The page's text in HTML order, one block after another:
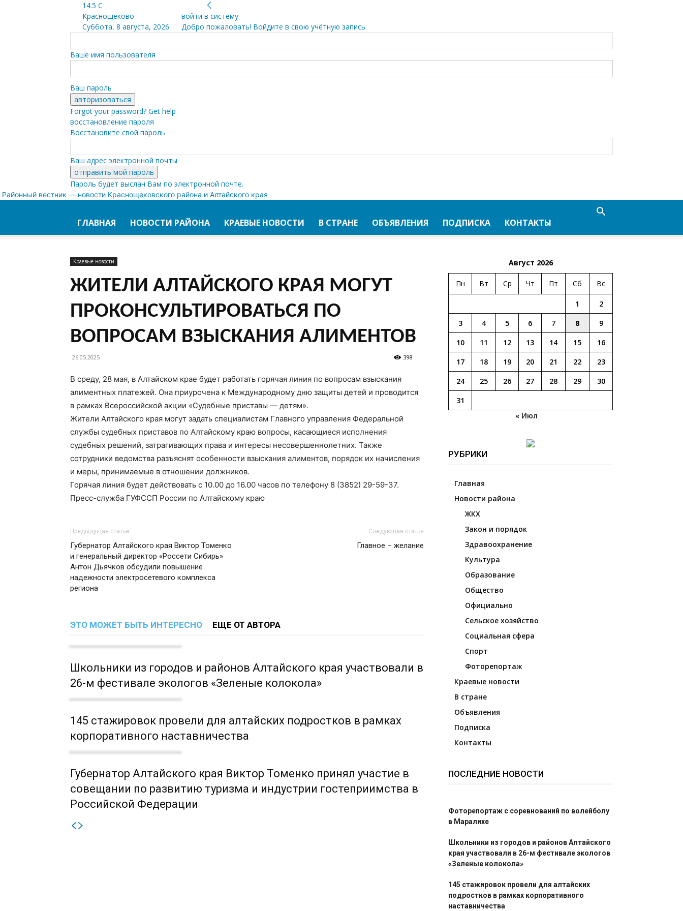
14.5 C
Краснощёково
Суббота, 8 августа, 2026
войти в систему
Добро пожаловать! Войдите в свою учётную запись
Ваше имя пользователя
Ваш пароль
Forgot your password? Get help
восстановление пароля
Восстановите свой пароль
Ваш адрес электронной почты
Пароль будет выслан Вам по электронной почте.
Районный вестник — новости Краснощековского района и Алтайского края
ГЛАВНАЯ НОВОСТИ РАЙОНА КРАЕВЫЕ НОВОСТИ В СТРАНЕ ОБЪЯВЛЕНИЯ ПОДПИСКА КОНТАКТЫ
Краевые новости
ЖИТЕЛИ АЛТАЙСКОГО КРАЯ МОГУТ
ПРОКОНСУЛЬТИРОВАТЬСЯ ПО
ВОПРОСАМ ВЗЫСКАНИЯ АЛИМЕНТОВ
26.05.2025 398
В среду, 28 мая, в Алтайском крае будет работать горячая линия по вопросам взыскания
алиментных платежей. Она приурочена к Международному дню защиты детей и проводится
в рамках Всероссийской акции «Судебные приставы — детям».
Жители Алтайского края могут задать специалистам Главного управления Федеральной
службы судебных приставов по Алтайскому краю вопросы, касающиеся исполнения
судебных решений, затрагивающих права и интересы несовершеннолетних. Также
сотрудники ведомства разъяснят особенности взыскания алиментов, порядок их начисления
и меры, принимаемые в отношении должников.
Горячая линия будет действовать с 10.00 до 16.00 часов по телефону 8 (3852) 29-59-37.
Пресс-служба ГУФССП России по Алтайскому краю
Предыдущая статья
Губернатор Алтайского края Виктор Томенко
и генеральный директор «Россети Сибирь»
Антон Дьячков обсудили повышение
надежности электросетевого комплекса
региона
Следующая статья
Главное – желание
ЭТО МОЖЕТ БЫТЬ ИНТЕРЕСНО ЕЩЕ ОТ АВТОРА
Школьники из городов и районов Алтайского края участвовали в
26-м фестивале экологов «Зеленые колокола»
145 стажировок провели для алтайских подростков в рамках
корпоративного наставничества
Губернатор Алтайского края Виктор Томенко принял участие в
совещании по развитию туризма и индустрии гостеприимства в
Российской Федерации
Август 2026
Пн Вт Ср Чт Пт Сб Вс
1
2
3
4 5 6 7 8
9
10
11 12 13 14 15
16
17
18 19 20 21 22
23
24
25 26 27 28 29
30
31
« Июл
РУБРИКИ
Главная
Новости района
ЖКХ
Закон и порядок
Здравоохранение
Культура
Образование
Общество
Официально
Сельское хозяйство
Социальная сфера
Спорт
Фоторепортаж
Краевые новости
В стране
Объявления
Подписка
Контакты
ПОСЛЕДНИЕ НОВОСТИ
Фоторепортаж с соревнований по волейболу
в Маралихе
Школьники из городов и районов Алтайского
края участвовали в 26-м фестивале экологов
«Зеленые колокола»
145 стажировок провели для алтайских
подростков в рамках корпоративного
наставничества